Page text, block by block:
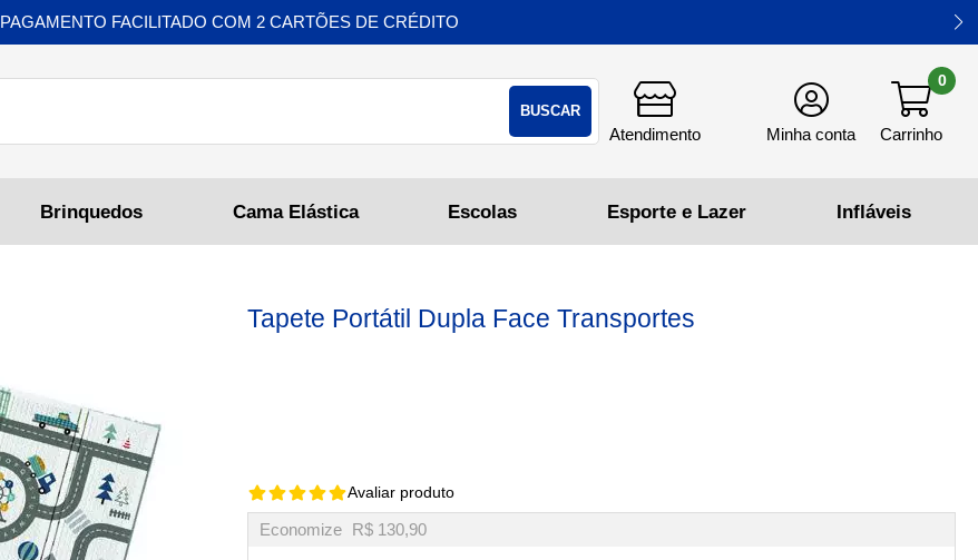
BUSCAR
0
Brinquedos Cama Elástica
PAGAMENTO FACILITADO COM 2 CARTÕES DE CRÉDITO
Tapete Portátil Dupla Face Transportes
Avaliar produto
Economize R$ 130,90